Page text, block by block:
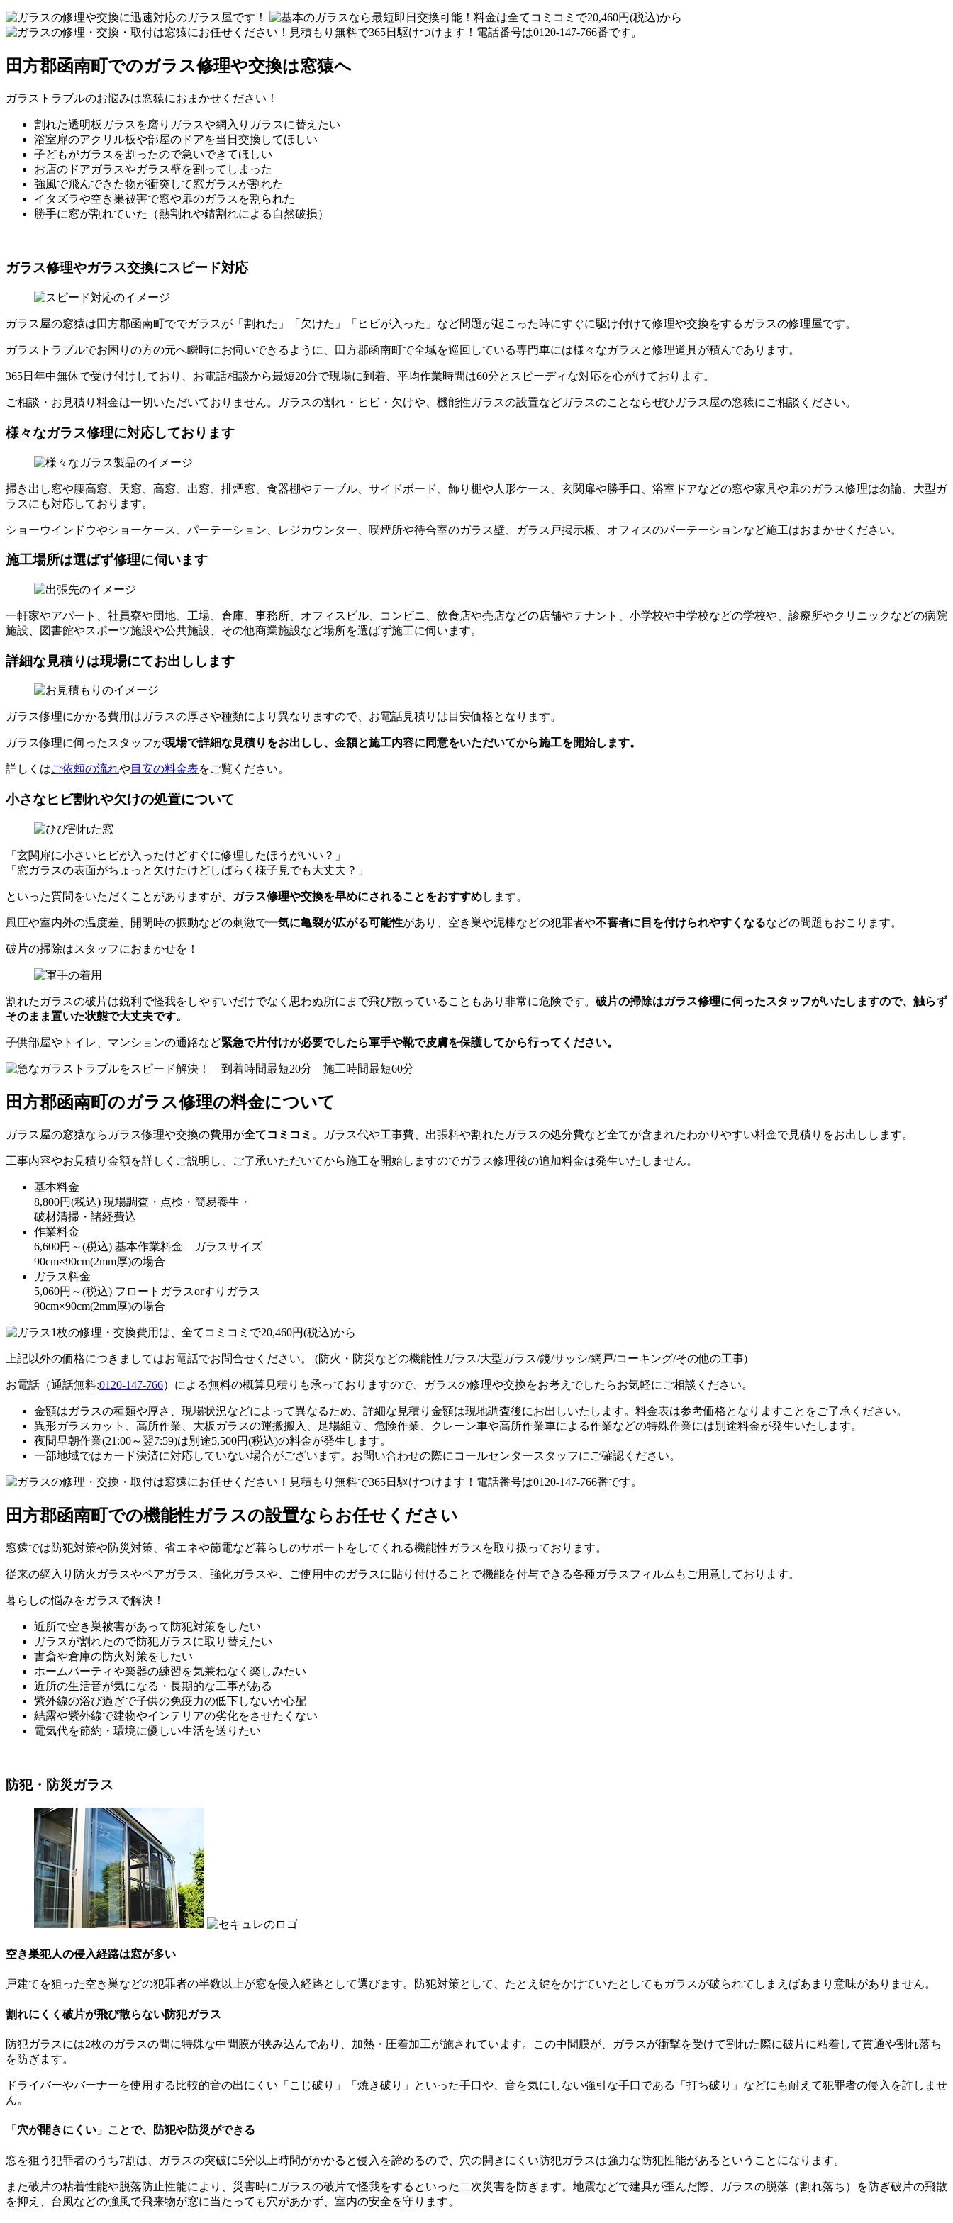
田方郡函南町でのガラス修理や交換は窓猿へ
ガラストラブルのお悩みは窓猿におまかせください！
割れた透明板ガラスを磨りガラスや網入りガラスに替えたい
浴室扉のアクリル板や部屋のドアを当日交換してほしい
子どもがガラスを割ったので急いできてほしい
お店のドアガラスやガラス壁を割ってしまった
強風で飛んできた物が衝突して窓ガラスが割れた
イタズラや空き巣被害で窓や扉のガラスを割られた
勝手に窓が割れていた（熱割れや錆割れによる自然破損）
ガラス修理やガラス交換にスピード対応
ガラス屋の窓猿は田方郡函南町ででガラスが「割れた」「欠けた」「ヒビが入った」など問題が起こった時にすぐに駆け付けて修理や交換をするガラスの修理屋です。
ガラストラブルでお困りの方の元へ瞬時にお伺いできるように、田方郡函南町で全域を巡回している専門車には様々なガラスと修理道具が積んであります。
365日年中無休で受け付けしており、お電話相談から最短20分で現場に到着、平均作業時間は60分とスピーディな対応を心がけております。
ご相談・お見積り料金は一切いただいておりません。ガラスの割れ・ヒビ・欠けや、機能性ガラスの設置などガラスのことならぜひガラス屋の窓猿にご相談ください。
様々なガラス修理に対応しております
掃き出し窓や腰高窓、天窓、高窓、出窓、排煙窓、食器棚やテーブル、サイドボード、飾り棚や人形ケース、玄関扉や勝手口、浴室ドアなどの窓や家具や扉のガラス修理は勿論、大型ガ
ラスにも対応しております。
ショーウインドウやショーケース、パーテーション、レジカウンター、喫煙所や待合室のガラス壁、ガラス戸掲示板、オフィスのパーテーションなど施工はおまかせください。
施工場所は選ばず修理に伺います
一軒家やアパート、社員寮や団地、工場、倉庫、事務所、オフィスビル、コンビニ、飲食店や売店などの店舗やテナント、小学校や中学校などの学校や、診療所やクリニックなどの病院
施設、図書館やスポーツ施設や公共施設、その他商業施設など場所を選ばず施工に伺います。
詳細な見積りは現場にてお出しします
ガラス修理にかかる費用はガラスの厚さや種類により異なりますので、お電話見積りは目安価格となります。
ガラス修理に伺ったスタッフが現場で詳細な見積りをお出しし、 金額と施工内容に同意をいただいてから施工を開始します。
詳しくはご依頼の流れや目安の料金表をご覧ください。
小さなヒビ割れや欠けの処置について
「玄関扉に小さいヒビが入ったけどすぐに修理したほうがいい？」
「窓ガラスの表面がちょっと欠けたけどしばらく様子見でも大丈夫？」
といった質問をいただくことがありますが、 ガラス修理や交換を早めにされることをおすすめします。
風圧や室内外の温度差、開閉時の振動などの刺激で一気に亀裂が広がる可能性があり、空き巣や泥棒などの犯罪者や不審者に目を付けられやすくなるなどの問題もおこります。
破片の掃除はスタッフにおまかせを！
割れたガラスの破片は鋭利で怪我をしやすいだけでなく思わぬ所にまで飛び散っていることもあり非常に危険です。 破片の掃除はガラス修理に伺ったスタッフがいたしますので、触らず
そのまま置いた状態で大丈夫です。
子供部屋やトイレ、マンションの通路など緊急で片付けが必要でしたら軍手や靴で皮膚を保護してから行ってください。
田方郡函南町のガラス修理の料金について
ガラス屋の窓猿ならガラス修理や交換の費用が全てコミコミ 。ガラス代や工事費、出張料や割れたガラスの処分費など全てが含まれたわかりやすい料金で見積りをお出しします。
工事内容やお見積り金額を詳しくご説明し、ご了承いただいてから施工を開始しますのでガラス修理後の追加料金は発生いたしません。
基本料金
8,800円(税込) 現場調査・点検・簡易養生・
破材清掃・諸経費込
作業料金
6,600円～(税込) 基本作業料金 ガラスサイズ
90cm×90cm(2mm厚)の場合
ガラス料金
5,060円～(税込) フロートガラスorすりガラス
90cm×90cm(2mm厚)の場合
上記以外の価格につきましてはお電話でお問合せください。 (防火・防災などの機能性ガラス/大型ガラス/鏡/サッシ/網戸/コーキング/その他の工事)
お電話（通話無料:0120-147-766）による無料の概算見積りも承っておりますので、ガラスの修理や交換をお考えでしたらお気軽にご相談ください。
金額はガラスの種類や厚さ、現場状況などによって異なるため、 詳細な見積り金額は現地調査後にお出しいたします。 料金表は参考価格となりますことをご了承ください。
異形ガラスカット、高所作業、大板ガラスの運搬搬入、足場組立、危険作業、クレーン車や高所作業車による作業などの特殊作業には別途料金が発生いたします。
夜間早朝作業(21:00～翌7:59)は別途5,500円(税込)の料金が発生します。
一部地域ではカード決済に対応していない場合がございます。お問い合わせの際にコールセンタースタッフにご確認ください。
田方郡函南町での機能性ガラスの設置ならお任せください
窓猿では防犯対策や防災対策、省エネや節電など暮らしのサポートをしてくれる機能性ガラスを取り扱っております。
従来の網入り防火ガラスやペアガラス、強化ガラスや、ご使用中のガラスに貼り付けることで機能を付与できる各種ガラスフィルムもご用意しております。
暮らしの悩みをガラスで解決！
近所で空き巣被害があって防犯対策をしたい
ガラスが割れたので防犯ガラスに取り替えたい
書斎や倉庫の防火対策をしたい
ホームパーティや楽器の練習を気兼ねなく楽しみたい
近所の生活音が気になる・長期的な工事がある
紫外線の浴び過ぎで子供の免疫力の低下しないか心配
結露や紫外線で建物やインテリアの劣化をさせたくない
電気代を節約・環境に優しい生活を送りたい
防犯・防災ガラス
空き巣犯人の侵入経路は窓が多い
戸建てを狙った空き巣などの犯罪者の半数以上が窓を侵入経路として選びます。防犯対策として、たとえ鍵をかけていたとしてもガラスが破られてしまえばあまり意味がありません。
割れにくく破片が飛び散らない防犯ガラス
防犯ガラスには2枚のガラスの間に特殊な中間膜が挟み込んであり、加熱・圧着加工が施されています。この中間膜が、ガラスが衝撃を受けて割れた際に破片に粘着して貫通や割れ落ち
を防ぎます。
ドライバーやバーナーを使用する比較的音の出にくい「こじ破り」「焼き破り」といった手口や、音を気にしない強引な手口である「打ち破り」などにも耐えて犯罪者の侵入を許しませ
ん。
「穴が開きにくい」ことで、防犯や防災ができる
窓を狙う犯罪者のうち7割は、ガラスの突破に5分以上時間がかかると侵入を諦めるので、穴の開きにくい防犯ガラスは強力な防犯性能があるということになります。
また破片の粘着性能や脱落防止性能により、災害時にガラスの破片で怪我をするといった二次災害を防ぎます。地震などで建具が歪んだ際、ガラスの脱落（割れ落ち）を防ぎ破片の飛散
を抑え、台風などの強風で飛来物が窓に当たっても穴があかず、室内の安全を守ります。